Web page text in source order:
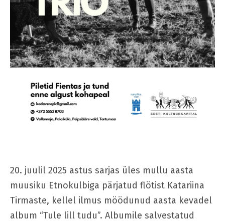
20. juulil 2025 astus sarjas üles mullu aasta
muusiku Etnokulbiga pärjatud flötist Katariina
Tirmaste, kellel ilmus möödunud aasta kevadel
album “Tule lill tudu”. Albumile salvestatud